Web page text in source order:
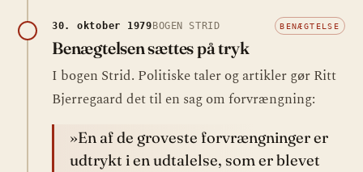
30. oktober 1979BOGEN STRID BENÆGTELSE
Benægtelsen sættes på tryk
I bogen Strid. Politiske taler og artikler gør Ritt
Bjerregaard det til en sag om forvrængning:
»En af de groveste forvrængninger er
udtrykt i en udtalelse, som er blevet